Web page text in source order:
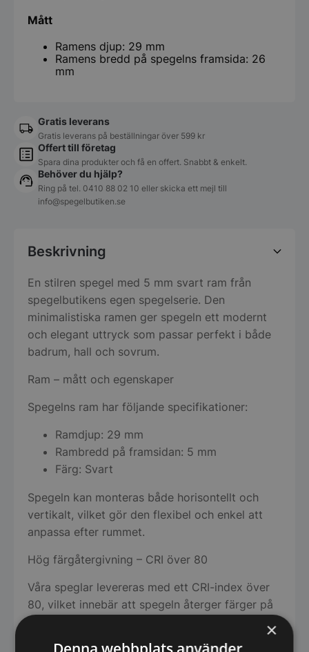
Mått
Ramens djup: 29 mm
Ramens bredd på spegelns framsida: 26
mm
Gratis leverans
Gratis leverans på beställningar över 599 kr
Offert till företag
Spara dina produkter och få en offert. Snabbt & enkelt.
Behöver du hjälp?
Ring på tel. 0410 88 02 10 eller skicka ett mejl till
info@spegelbutiken.se
Beskrivning
En stilren spegel med 5 mm svart ram från
spegelbutikens egen spegelserie. Den
minimalistiska ramen ger spegeln ett modernt
och elegant uttryck som passar perfekt i både
badrum, hall och sovrum.
Ram – mått och egenskaper
Spegelns ram har följande specifikationer:
Ramdjup: 29 mm
Rambredd på framsidan: 5 mm
Färg: Svart
Spegeln kan monteras både horisontellt och
vertikalt, vilket gör den flexibel och enkel att
anpassa efter rummet.
Hög färgåtergivning – CRI över 80
Våra speglar levereras med ett CRI-index över
80, vilket innebär att spegeln återger färger på
ett naturligt och korrekt sätt. CRI (Color
Rendering Index) mäts på en skala från 0 till 100
×